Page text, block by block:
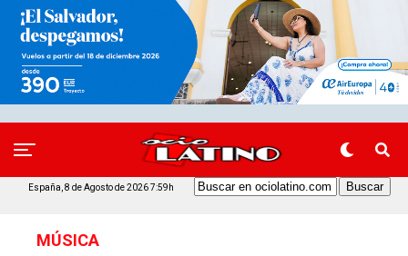
España, 8 de Agosto de 2026 7:59h
MÚSICA